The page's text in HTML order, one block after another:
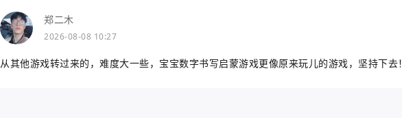
郑二木
2026-08-08 10:27
从其他游戏转过来的，难度大一些，宝宝数字书写启蒙游戏更像原来玩儿的游戏，坚持下去！